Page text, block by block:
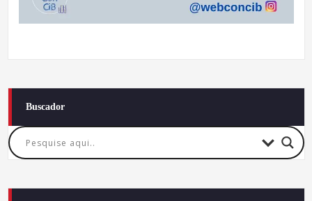
Buscador